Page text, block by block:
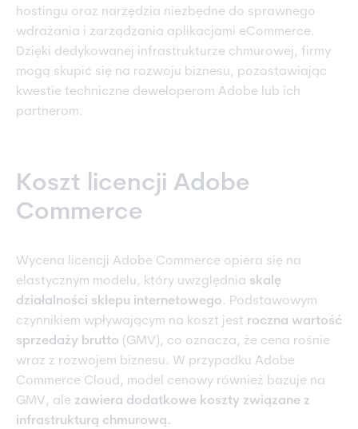
hostingu oraz narzędzia niezbędne do sprawnego
wdrażania i zarządzania aplikacjami eCommerce.
Dzięki dedykowanej infrastrukturze chmurowej, firmy
mogą skupić się na rozwoju biznesu, pozostawiając
kwestie techniczne deweloperom Adobe lub ich
partnerom.
Koszt licencji Adobe
Commerce
Wycena licencji Adobe Commerce opiera się na
elastycznym modelu, który uwzględnia skalę
działalności sklepu internetowego. Podstawowym
czynnikiem wpływającym na koszt jest roczna wartość
sprzedaży brutto (GMV), co oznacza, że cena rośnie
wraz z rozwojem biznesu. W przypadku Adobe
Commerce Cloud, model cenowy również bazuje na
GMV, ale zawiera dodatkowe koszty związane z
infrastrukturą chmurową.